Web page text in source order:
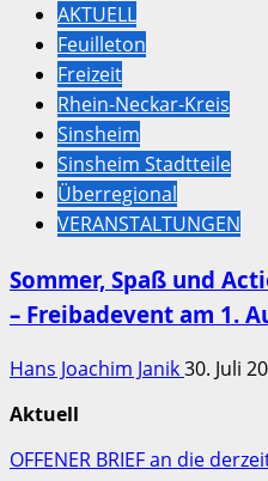
AKTUELL
Feuilleton
Freizeit
Rhein-Neckar-Kreis
Sinsheim
Sinsheim Stadtteile
Überregional
VERANSTALTUNGEN
Sommer, Spaß und
– Freibadevent am 1.
Hans Joachim Janik30. Juli
Aktuell
OFFENER BRIEF an die